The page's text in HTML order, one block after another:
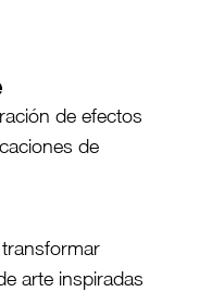
de efectos
de
arte inspiradas